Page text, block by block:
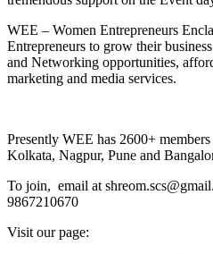
WEE – Women Entrepreneurs
Entrepreneurs to grow their
and Networking opportunities,
marketing and media services.
Presently WEE has 2600+
Kolkata, Nagpur, Pune and
To join, email at
9867210670
Visit our page: